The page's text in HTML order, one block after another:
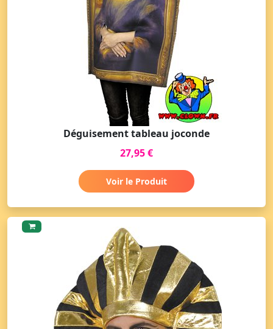
Déguisement tableau joconde
27,95 €
Voir le Produit